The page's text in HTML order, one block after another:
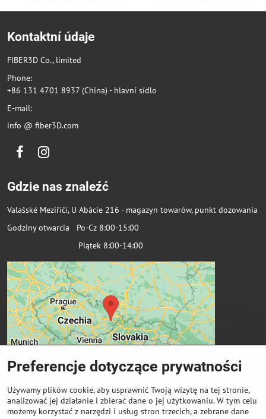
Kontaktní údaje
FIBER3D Co., limited
Phone:
+86 131 4701 8937 (China) - hlavní sídlo
E-mail:
info @ fiber3D.com
FacebookInstagram
Gdzie nas znaleźć
Valašské Meziříčí, U Abácie 216 - magazyn towarów, punkt dozowania
Godziny otwarcia Po-Cz 8:00-15:00
Piątek 8:00-14:00
Preferencje dotyczące prywatności
Używamy plików cookie, aby usprawnić Twoją wizytę na tej stronie,
analizować jej działanie i zbierać dane o jej użytkowaniu. W tym celu
możemy korzystać z narzędzi i usług stron trzecich, a zebrane dane